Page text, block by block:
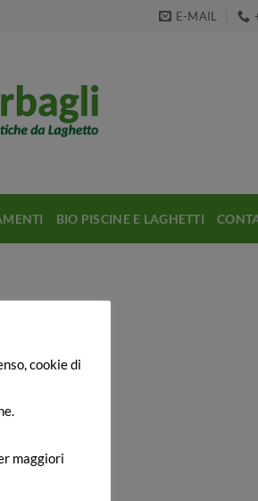
E-MAIL
BIO PISCINE E LAGHETTI
cookie di
maggiori